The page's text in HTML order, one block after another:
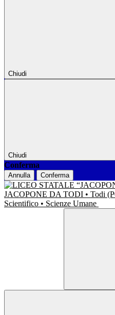
Chiudi
Chiudi
Conferma
Annulla Conferma
JACOPONE DA TODI • Todi
Scientifico • Scienze Umane